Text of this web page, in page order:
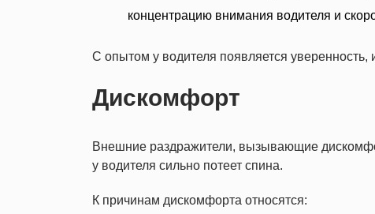
концентрацию внимания водителя и
С опытом у водителя появляется
Дискомфорт
Внешние раздражители, вызывающие
у водителя сильно потеет спина.
К причинам дискомфорта относятся: